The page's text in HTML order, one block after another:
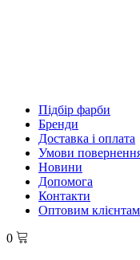
Підбір фарби
Бренди
Доставка і оплата
Умови
Новини
Допомога
Контакти
Оптовим клієнтам
0